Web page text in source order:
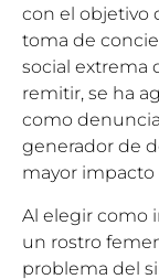
con el objetivo
toma de
social extrema
remitir, se ha
como
generador de
mayor impacto
Al elegir como
un rostro
problema del